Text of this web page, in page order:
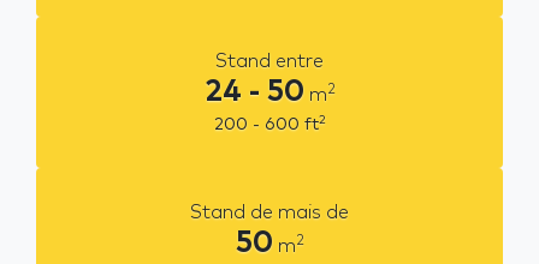
Stand entre
24 - 50 m2
200 - 600 ft2
Stand de mais de
50 m2